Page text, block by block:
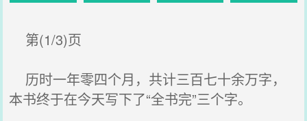
第(1/3)页
历时一年零四个月，共计三百七十余万字，
本书终于在今天写下了“全书完”三个字。